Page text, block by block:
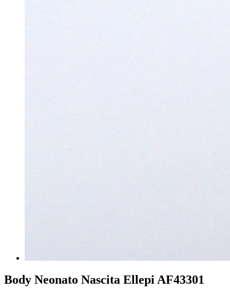
Body Neonato Nascita Ellepi AF43301